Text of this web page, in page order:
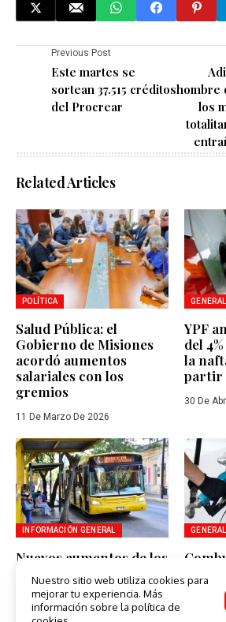
Previous Post
Este martes se
sortean 37.515 créditos
del Procrear
hombre
los
Related Articles
POLÍTICA
Salud Pública: el
Gobierno de Misiones
acordó aumentos
salariales con los
gremios
11 De Marzo De 2026
YPF
del
la
partir
30 De
INFORMACIÓN GENERAL
Nuevos aumentos de los
boletos de Posadas,
Garupá y Candelaria
10 De Enero De 2025
4%
Nuestro sitio web utiliza cookies para
mejorar tu experiencia. Más
información sobre la política de